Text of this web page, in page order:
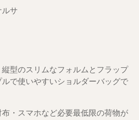
サ
縦型のスリムなフォルムとフラップ
で使いやすいショルダーバッグで
・スマホなど必要最低限の荷物が